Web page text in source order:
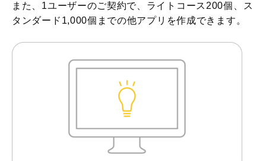
また、1ユーザーのご契約で、ライトコース200個、ス
タンダード1,000個までの他アプリを作成できます。